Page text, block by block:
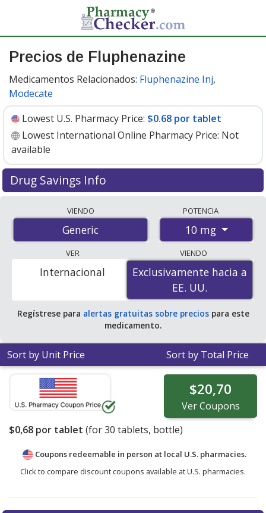
Precios de Fluphenazine
Medicamentos Relacionados: Fluphenazine Inj,
Modecate
Lowest U.S. Pharmacy Price: $0.68 por tablet
Lowest International Online Pharmacy Price: Not
available
Drug Savings Info
start at$0.68 por tabletfor 30 tablets. You save 43%
off the average U.S. pharmacy retail price of $1.21 per
tablet for 30 tablets. Enter your ZIP Code to compare
discount fluphenazine coupon prices in your area.
VIENDO
Generic
POTENCIA
10 mg
VER
Exclusivamente hacia a
EE. UU.
Internacional
VIENDO
Exclusivamente hacia a
EE. UU.
Regístrese para alertas gratuitas sobre preciospara este
medicamento.
Sort by Unit Price Sort by Total Price
$20,70
VerCoupons
$0,68 por tablet (for30 tablets, bottle)
Coupons redeemable in person at local U.S. pharmacies.
Click to compare discount coupons available at U.S. pharmacies.